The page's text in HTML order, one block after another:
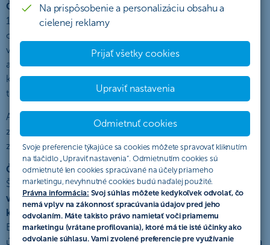
Na prispôsobenie a personalizáciu obsahu a
cielenej reklamy
Prijať všetky cookies
Upraviť nastavenia
Odmietnuť cookies
Svoje preferencie týkajúce sa cookies môžete spravovať kliknutím
na tlačidlo „Upraviť nastavenia“. Odmietnutím cookies sú
odmietnuté len cookies spracúvané na účely priameho
marketingu, nevyhnutné cookies budú naďalej použité.
Právna informácia: Svoj súhlas môžete kedykoľvek odvolať, čo
nemá vplyv na zákonnosť spracúvania údajov pred jeho
odvolaním. Máte takisto právo namietať voči priamemu
marketingu (vrátane profilovania), ktoré má tie isté účinky ako
odvolanie súhlasu. Vami zvolené preferencie pre využívanie
Československá obchodná banka, a. s.,so sídlom Žižkova
11, 811 02 Bratislava, IČO: 36 854 140, zapísaná v
obchodnom registri Mestského súdu Bratislava III, oddiel Sa,
vložka č. 4314/B (ďalej len „ČSOB“) verejne vyhlasuje túto
akciu, ktorá sa riadi týmto Štatútom akcie (ďalej len „Štatút“),
ktorý popisuje práva a povinnosti účastníkov akcie a pravidlá
tejto akcie (ďalej len „akcia“).
Akcia v zmysle tohto Štatútu predstavuje verejný prísľub v
zmysle § 850 zák. č. 40/1964 Zb. Občianskeho zákonníka v
znení neskorších predpisov.
ČSOB sa zaväzujev lehote a spôsobom určeným týmto
Štatútom poskytnúťBonus v hodnote 50 EUR (vrátane
vstupného poplatku) vo forme investície do fondu, pre
ktorý bol zriadený Investičný program(ďalej len „Bonus“).
Bonus bude poskytnutý jednorazovo. Akcia je určená pre
účastníka - klienta, fyzickú osobu – občana SR alebo občana